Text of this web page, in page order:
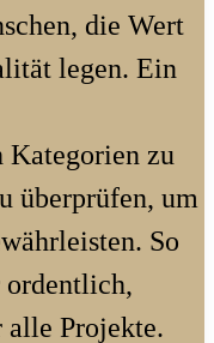
die Wert
legen. Ein
Kategorien zu
überprüfen, um
So
ordentlich,
alle Projekte.